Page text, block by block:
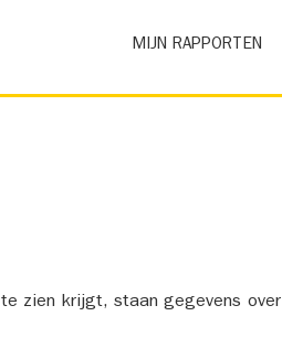
MIJN RAPPORTEN
zien krijgt, staan gegevens over